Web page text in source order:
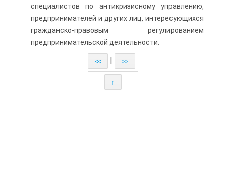
специалистов по антикризисному управлению,
предпринимателей и других лиц, интересующихся
гражданско-правовым регулированием
предпринимательской деятельности.
<< >>
↑